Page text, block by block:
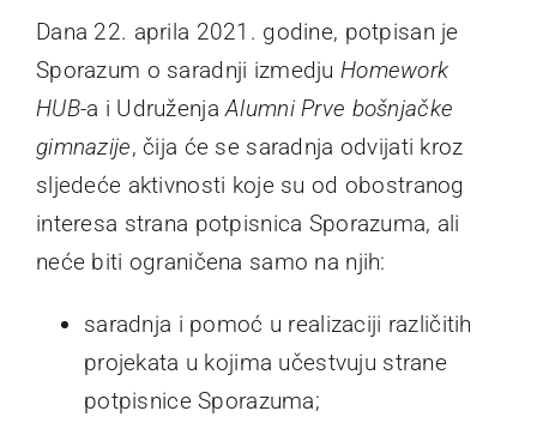
Dana 22. aprila 2021. godine, potpisan je
Sporazum o saradnji izmedju Homework
HUB-a i UdruženjaAlumni Prve bošnjačke
gimnazije, čija će se saradnja odvijati kroz
sljedeće aktivnosti koje su od obostranog
interesa strana potpisnica Sporazuma, ali
neće biti ograničena samo na njih:
saradnja i pomoć u realizaciji različitih
projekata u kojima učestvuju strane
potpisnice Sporazuma;